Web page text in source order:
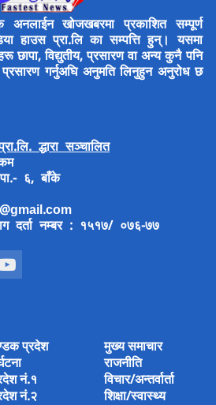
अनलाईन खोजखबरमा प्रकाशित सम्पूर्ण
हाउस प्रा.लि का सम्पत्ति हुन्। यसमा
छापा, विद्युतीय, प्रसारण वा अन्य कुनै पनि
प्रसारण गर्नुअघि अनुमति लिनुहुन अनुरोध छ
द्धारा सञ्चालित
६, बाँके
दर्ता नम्बर : १५१७/ ०७६-७७
प्रदेश
नं.१
नं.२
मुख्य समाचार
राजनीति
विचार/अन्तर्वार्ता
शिक्षा/स्वास्थ्य